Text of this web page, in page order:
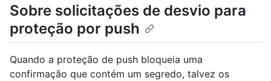
Sobre solicitações de desvio para
proteção por push
Quando a proteção de push bloqueia uma
confirmação que contém um segredo, talvez os